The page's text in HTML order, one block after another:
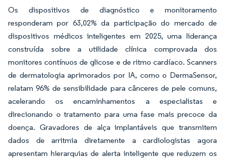
Os dispositivos de diagnóstico e monitoramento
responderam por 63,02% da participação do mercado de
dispositivos médicos inteligentes em 2025, uma liderança
construída sobre a utilidade clínica comprovada dos
monitores contínuos de glicose e de ritmo cardíaco. Scanners
de dermatologia aprimorados por IA, como o DermaSensor,
relatam 96% de sensibilidade para cânceres de pele comuns,
acelerando os encaminhamentos a especialistas e
direcionando o tratamento para uma fase mais precoce da
doença. Gravadores de alça implantáveis que transmitem
dados de arritmia diretamente a cardiologistas agora
apresentam hierarquias de alerta inteligente que reduzem os